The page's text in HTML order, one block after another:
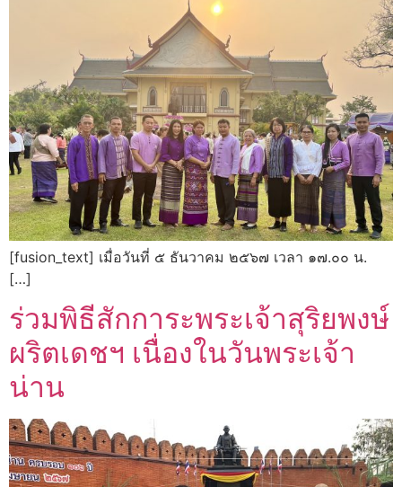
[fusion_text] เมื่อวันที่ ๕ ธันวาคม ๒๕๖๗ เวลา ๑๗.๐๐ น.
[…]
ร่วมพิธีสักการะพระเจ้าสุริยพงษ์
ผริตเดชฯ เนื่องในวันพระเจ้า
น่าน